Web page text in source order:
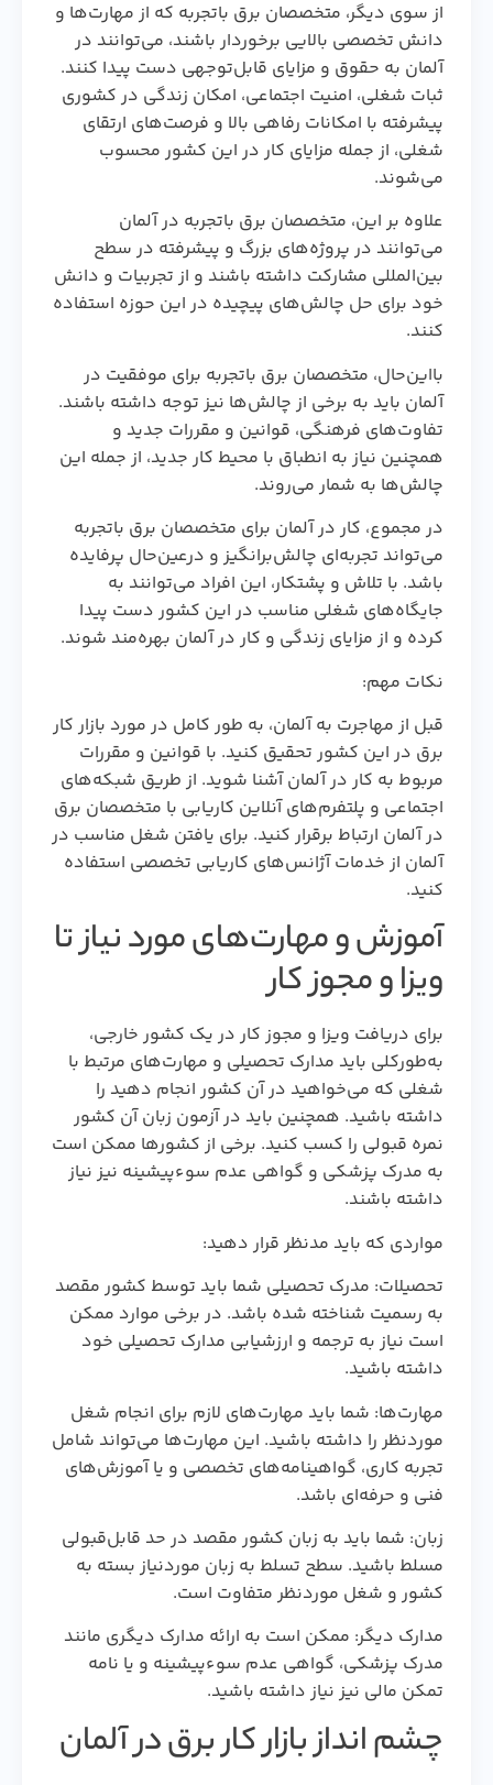
از سوی دیگر، متخصصان برق باتجربه که از مهارت‌ها و
دانش تخصصی بالایی برخوردار باشند، می‌توانند در
آلمان به حقوق و مزایای قابل‌توجهی دست پیدا کنند.
ثبات شغلی، امنیت اجتماعی، امکان زندگی در کشوری
پیشرفته با امکانات رفاهی بالا و فرصت‌های ارتقای
شغلی، از جمله مزایای کار در این کشور محسوب
می‌شوند.
علاوه بر این، متخصصان برق باتجربه در آلمان
می‌توانند در پروژه‌های بزرگ و پیشرفته در سطح
بین‌المللی مشارکت داشته باشند و از تجربیات و دانش
خود برای حل چالش‌های پیچیده در این حوزه استفاده
کنند.
بااین‌حال، متخصصان برق باتجربه برای موفقیت در
آلمان باید به برخی از چالش‌ها نیز توجه داشته باشند.
تفاوت‌های فرهنگی، قوانین و مقررات جدید و
همچنین نیاز به انطباق با محیط کار جدید، از جمله این
چالش‌ها به شمار می‌روند.
در مجموع، کار در آلمان برای متخصصان برق باتجربه
می‌تواند تجربه‌ای چالش‌برانگیز و درعین‌حال پرفایده
باشد. با تلاش و پشتکار، این افراد می‌توانند به
جایگاه‌های شغلی مناسب در این کشور دست پیدا
کرده و از مزایای زندگی و کار در آلمان بهره‌مند شوند.
نکات مهم:
قبل از مهاجرت به آلمان، به طور کامل در مورد بازار کار
برق در این کشور تحقیق کنید. با قوانین و مقررات
مربوط به کار در آلمان آشنا شوید. از طریق شبکه‌های
اجتماعی و پلتفرم‌های آنلاین کاریابی با متخصصان برق
در آلمان ارتباط برقرار کنید. برای یافتن شغل مناسب در
آلمان از خدمات آژانس‌های کاریابی تخصصی استفاده
کنید.
آموزش و مهارت‌های مورد نیاز تا
ویزا و مجوز کار
برای دریافت ویزا و مجوز کار در یک کشور خارجی،
به‌طورکلی باید مدارک تحصیلی و مهارت‌های مرتبط با
شغلی که می‌خواهید در آن کشور انجام دهید را
داشته باشید. همچنین باید در آزمون زبان آن کشور
نمره قبولی را کسب کنید. برخی از کشورها ممکن است
به مدرک پزشکی و گواهی عدم سوءپیشینه نیز نیاز
داشته باشند.
مواردی که باید مدنظر قرار دهید:
تحصیلات: مدرک تحصیلی شما باید توسط کشور مقصد
به رسمیت شناخته شده باشد. در برخی موارد ممکن
است نیاز به ترجمه و ارزشیابی مدارک تحصیلی خود
داشته باشید.
مهارت‌ها: شما باید مهارت‌های لازم برای انجام شغل
موردنظر را داشته باشید. این مهارت‌ها می‌تواند شامل
تجربه کاری، گواهینامه‌های تخصصی و یا آموزش‌های
فنی و حرفه‌ای باشد.
زبان: شما باید به زبان کشور مقصد در حد قابل‌قبولی
مسلط باشید. سطح تسلط به زبان موردنیاز بسته به
کشور و شغل موردنظر متفاوت است.
مدارک دیگر: ممکن است به ارائه مدارک دیگری مانند
مدرک پزشکی، گواهی عدم سوءپیشینه و یا نامه
تمکن مالی نیز نیاز داشته باشید.
چشم انداز بازار کار برق در آلمان